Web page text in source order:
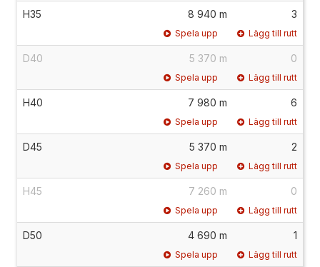
H35 8 940 m 3
Spela upp Lägg till rutt
D40 5 370 m 0
Spela upp Lägg till rutt
H40 7 980 m 6
Spela upp Lägg till rutt
D45 5 370 m 2
Spela upp Lägg till rutt
H45 7 260 m 0
Spela upp Lägg till rutt
D50 4 690 m 1
Spela upp Lägg till rutt